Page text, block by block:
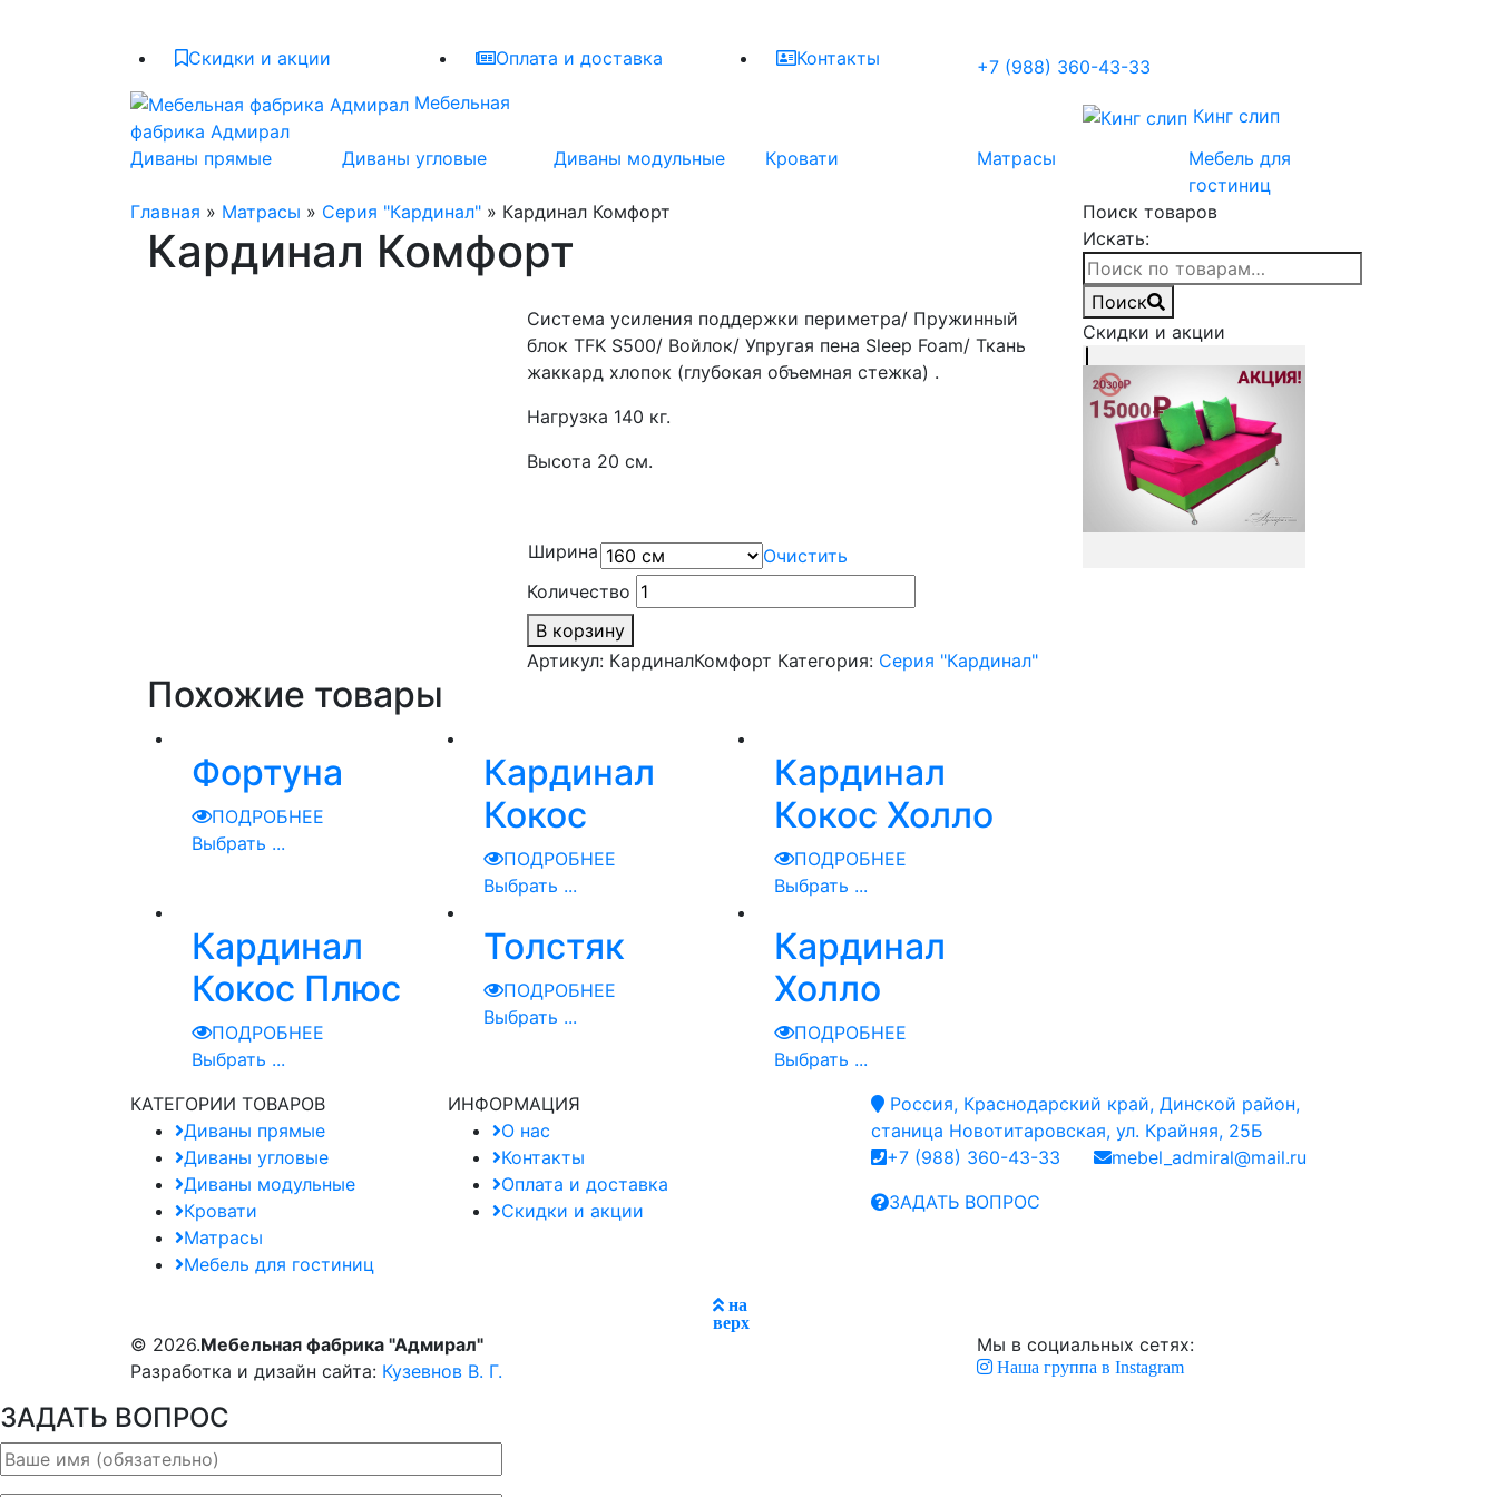
Скидки и акции Оплата и доставка Контакты
+7 (988) 360-43-33
Мебельная
фабрика Адмирал
Кинг слип
Диваны прямые
Диваны угловые Диваны модульные Кровати Матрасы
Мебель для
гостиниц
Главная » Матрасы » Серия "Кардинал" » Кардинал Комфорт
Кардинал Комфорт
Система усиления поддержки периметра/ Пружинный
блок TFK S500/ Войлок/ Упругая пена Sleep Foam/ Ткань
жаккард хлопок (глубокая объемная стежка) .
Нагрузка 140 кг.
Высота 20 см.
Ширина
Очистить
Количество
В корзину
Артикул: КардиналКомфорт Категория: Серия "Кардинал"
Похожие товары
Фортуна
ПОДРОБНЕЕ
Выбрать ...
Кардинал
Кокос
ПОДРОБНЕЕ
Выбрать ...
Кардинал
Кокос Холло
ПОДРОБНЕЕ
Выбрать ...
Кардинал
Кокос Плюс
ПОДРОБНЕЕ
Выбрать ...
Толстяк
ПОДРОБНЕЕ
Выбрать ...
Кардинал
Холло
ПОДРОБНЕЕ
Выбрать ...
Поиск товаров
Искать:
Поиск
Скидки и акции
КАТЕГОРИИ ТОВАРОВ
Диваны прямые
Диваны угловые
Диваны модульные
Кровати
Матрасы
Мебель для гостиниц
ИНФОРМАЦИЯ
О нас
Контакты
Оплата и доставка
Скидки и акции
Россия, Краснодарский край, Динской район,
станица Новотитаровская, ул. Крайняя, 25Б
+7 (988) 360-43-33
mebel_admiral@mail.ru
ЗАДАТЬ ВОПРОС
на
верх
© 2026.Мебельная фабрика "Адмирал"
Разработка и дизайн сайта: Кузевнов В. Г.
Мы в социальных сетях:
Наша группа в Instagram
ЗАДАТЬ ВОПРОС